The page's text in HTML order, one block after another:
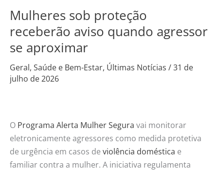
Mulheres sob proteção
receberão aviso quando agressor
se aproximar
Geral, Saúde e Bem-Estar, Últimas Notícias /31 de
julho de 2026
O Programa Alerta Mulher Segura vai monitorar
eletronicamente agressores como medida protetiva
de urgência em casos de violência doméstica e
familiar contra a mulher. A iniciativa regulamenta
Mulheres
proteção
receberão
aviso
quando